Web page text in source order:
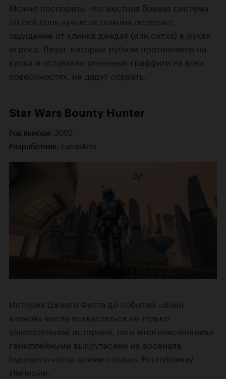
Можно поспорить, что местная боевая система
по сей день лучше остальных передает
ощущение от клинка джедая (или ситха) в руках
игрока. Люди, которые рубили противников на
куски и оставляли огненные граффити на всех
поверхностях, не дадут соврать.
Star Wars Bounty Hunter
Год выхода: 2002
Разработчик: LucasArts
История Джанго Фетта до событий «Войн
клонов» могла похвастаться не только
увлекательной историей, но и многочисленными
геймплейными выкрутасами из арсенала
будущего «отца армии солдат» Республики/
Империи.